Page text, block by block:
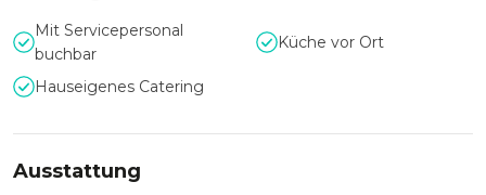
ein modernes Restaurant für unvergessliche Erlebnisse.
Sie suchen eine Eventlocation in Essen? Schauen Sie doch
mal im
BEW Bildungszentrum Essen
Mit Servicepersonal
buchbar
Küche vor Ort
Hauseigenes Catering
Ausstattung